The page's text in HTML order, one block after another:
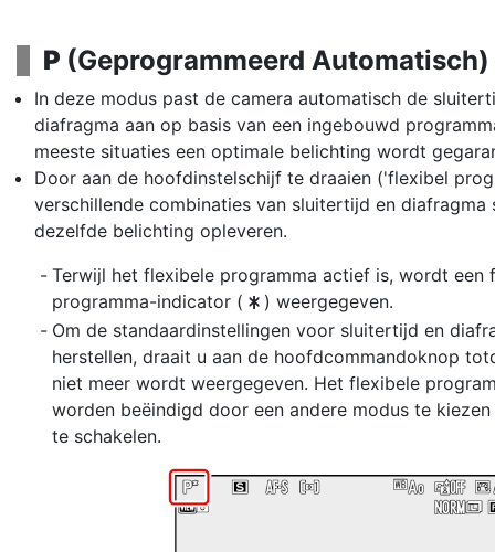
P (Geprogrammeerd Automatisch)
In deze modus past de camera automatisch de
diafragma aan op basis van een ingebouwd
meeste situaties een optimale belichting wordt
Door aan de hoofdinstelschijf te draaien ('flexibel
verschillende combinaties van sluitertijd en diafragma
dezelfde belichting opleveren.
Terwijl het flexibele programma actief is, wordt een
programma-indicator ( U ) weergegeven.
Om de standaardinstellingen voor sluitertijd en
herstellen, draait u aan de hoofdcommandoknop
niet meer wordt weergegeven. Het flexibele
worden beëindigd door een andere modus te
te schakelen.